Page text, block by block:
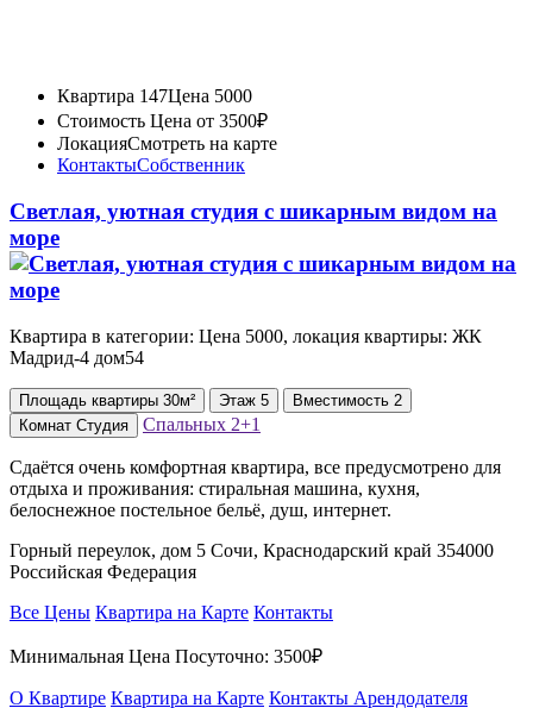
Квартира 147Цена 5000
Стоимость Цена от 3500₽
ЛокацияСмотреть на карте
КонтактыСобственник
Светлая, уютная студия с шикарным видом на
море
Квартира в категории: Цена 5000, локация квартиры: ЖК
Мадрид-4 дом54
Площадь квартиры 30м² Этаж 5 Вместимость 2
Комнат Студия Спальных 2+1
Сдаётся очень комфортная квартира, все предусмотрено для
отдыха и проживания: стиральная машина, кухня,
белоснежное постельное бельё, душ, интернет.
Горный переулок, дом 5 Сочи, Краснодарский край 354000
Российская Федерация
Все Цены Квартира на Карте Контакты
Минимальная Цена Посуточно: 3500₽
О Квартире Квартира на Карте Контакты Арендодателя